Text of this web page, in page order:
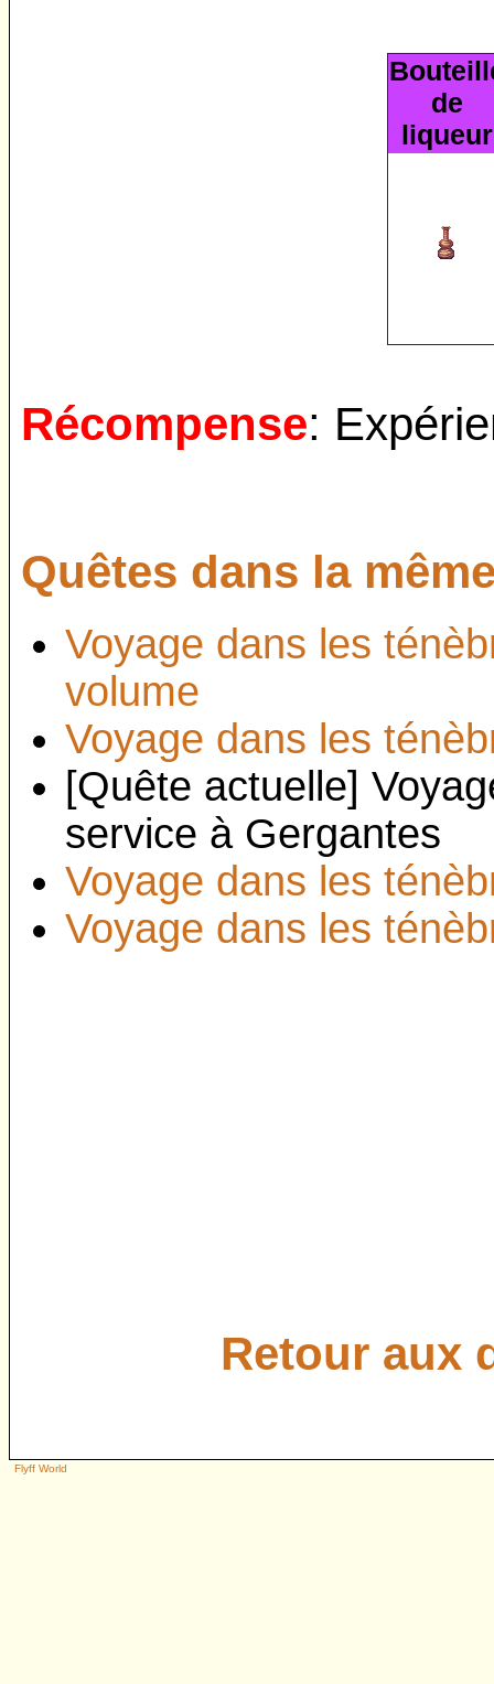
de
liqueur
Récompense:
Quêtes dans la
Voyage dans les
volume
Voyage dans les
[Quête actuelle]
service à Gergantes
Voyage dans les
Voyage dans les
Retour aux
Flyff World